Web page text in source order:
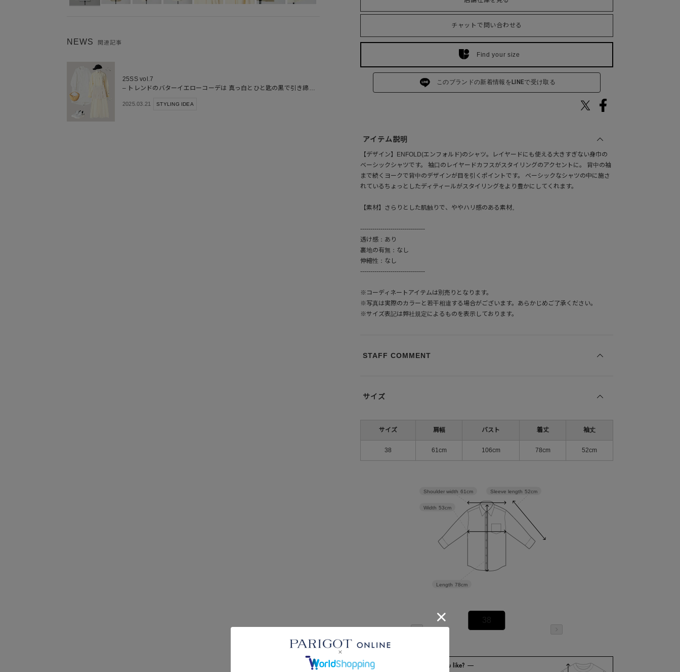
NEWS 関連記事
25SS vol.7
– トレンドのバターイエローコーデは 真っ白とひと匙の黒で引き締め
2025.03.21 STYLING IDEA
チャットで問い合わせる
Find your size
このブランドの新着情報をLINEで受け取る
アイテム説明
【デザイン】ENFOLD(エンフォルド)のシャツ。レイヤードにも使える大きすぎない身巾の
ベーシックシャツです。 袖口のレイヤードカフスがスタイリングのアクセントに。 背中の袖
まで続くヨークで背中のデザインが目を引くポイントです。 ベーシックなシャツの中に施さ
れているちょっとしたディティールがスタイリングをより豊かにしてくれます。
【素材】さらりとした肌触りで、ややハリ感のある素材。
--------------------------------
透け感：あり
裏地の有無：なし
伸縮性：なし
--------------------------------
※コーディネートアイテムは別売りとなります。
※写真は実際のカラーと若干相違する場合がございます。あらかじめご了承ください。
※サイズ表記は弊社規定によるものを表示しております。
STAFF COMMENT
サイズ
サイズ 肩幅 バスト 着丈 袖丈
38 61cm 106cm 78cm 52cm
Sleeve length 52cm
Length 78cm
Width 53cm
Shoulder width 61cm
38